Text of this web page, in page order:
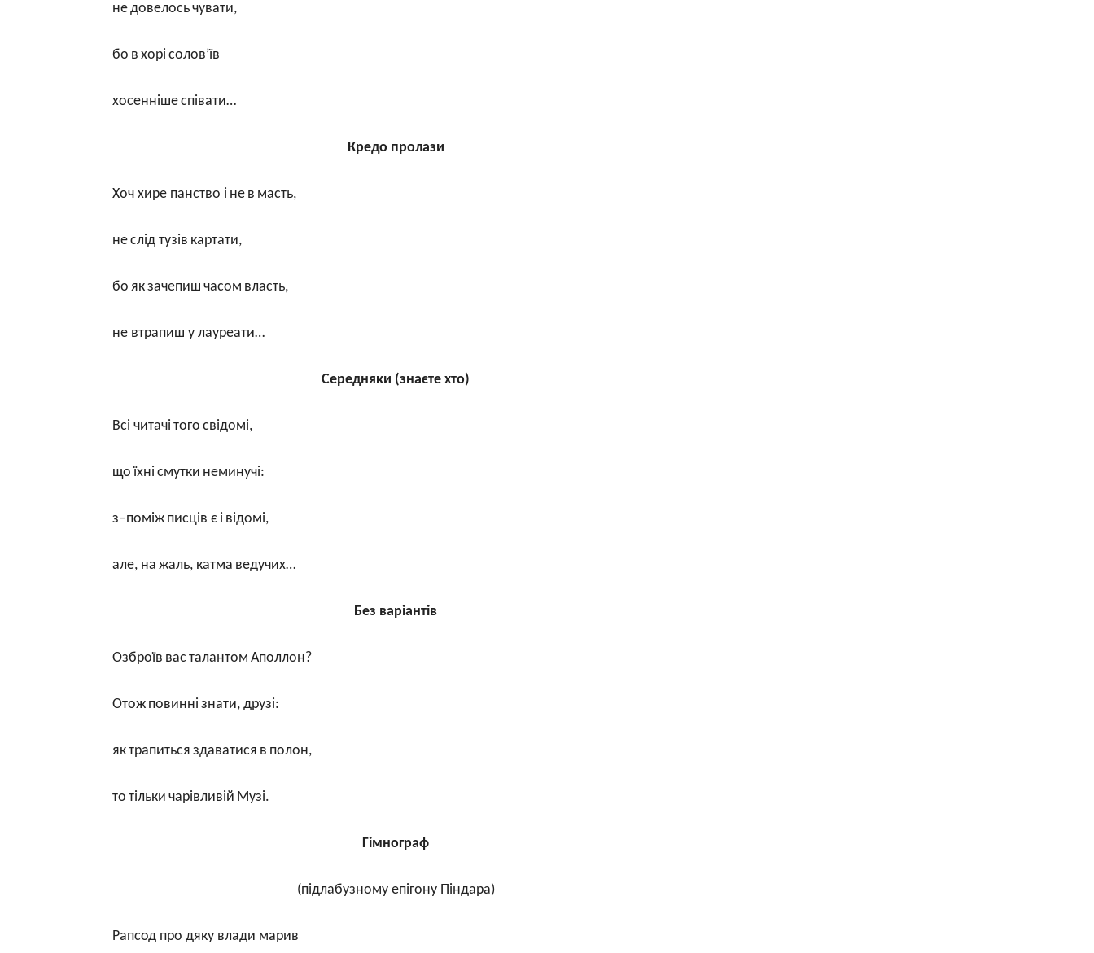
недовелосьчувати,
бо в хорі солов’їв
хосеннішеспівати…
Кредо пролази
Хоч хире панство і не в масть,
неслід тузів картати,
бо якзачепиш часом власть,
не втрапиш у лауреати…
Середняки (знаєте хто)
Всі читачі того свідомі,
що їхні смутки неминучі:
з–поміж писців є і відомі,
але, на жаль, катма ведучих…
Без варіантів
Озброїв вас талантом Аполлон?
Отож повинні знати, друзі:
яктрапиться здаватися в полон,
то тільки чарівливій Музі.
Гімнограф
(підлабузному епігону Піндара)
Рапсод про дяку влади марив